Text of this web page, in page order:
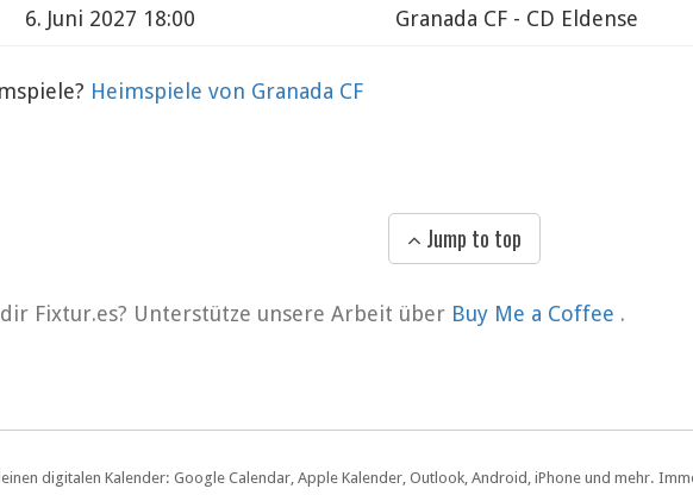
6. Juni 2027 18:00 Granada CF - CD Eldense
Heimspiele von Granada CF
Jump to top
Fixtur.es? Unterstütze unsere Arbeit über Buy Me a Coffee .
digitalen Kalender: Google Calendar, Apple Kalender, Outlook, Android, iPhone und mehr.